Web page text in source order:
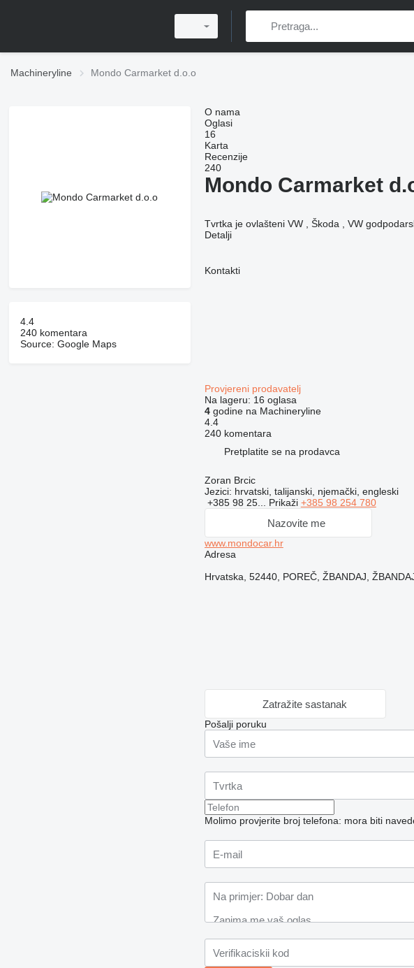
Machineryline Mondo Carmarket d.o.o
4.4
240 komentara
Source: Google Maps
O nama
Oglasi
16
Karta
Recenzije
240
Mondo Carmarket
Tvrtka je ovlašteni VW , Škoda , VW
Detalji
Kontakti
Provjereni prodavatelj
Na lageru: 16 oglasa
4godine na Machineryline
4.4
240 komentara
Pretplatite se na prodavca
Zoran Brcic
Jezici: hrvatski, talijanski, njemački, engleski
+385 98 25... Prikaži +385 98 254 780
Nazovite me
www.mondocar.hr
Adresa
Hrvatska, 52440, POREČ, ŽBANDAJ,
Zatražite sastanak
Pošalji poruku
Molimo provjerite broj telefona: mora biti